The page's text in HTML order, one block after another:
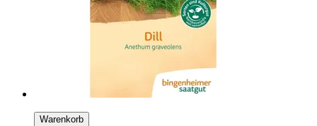
Warenkorb